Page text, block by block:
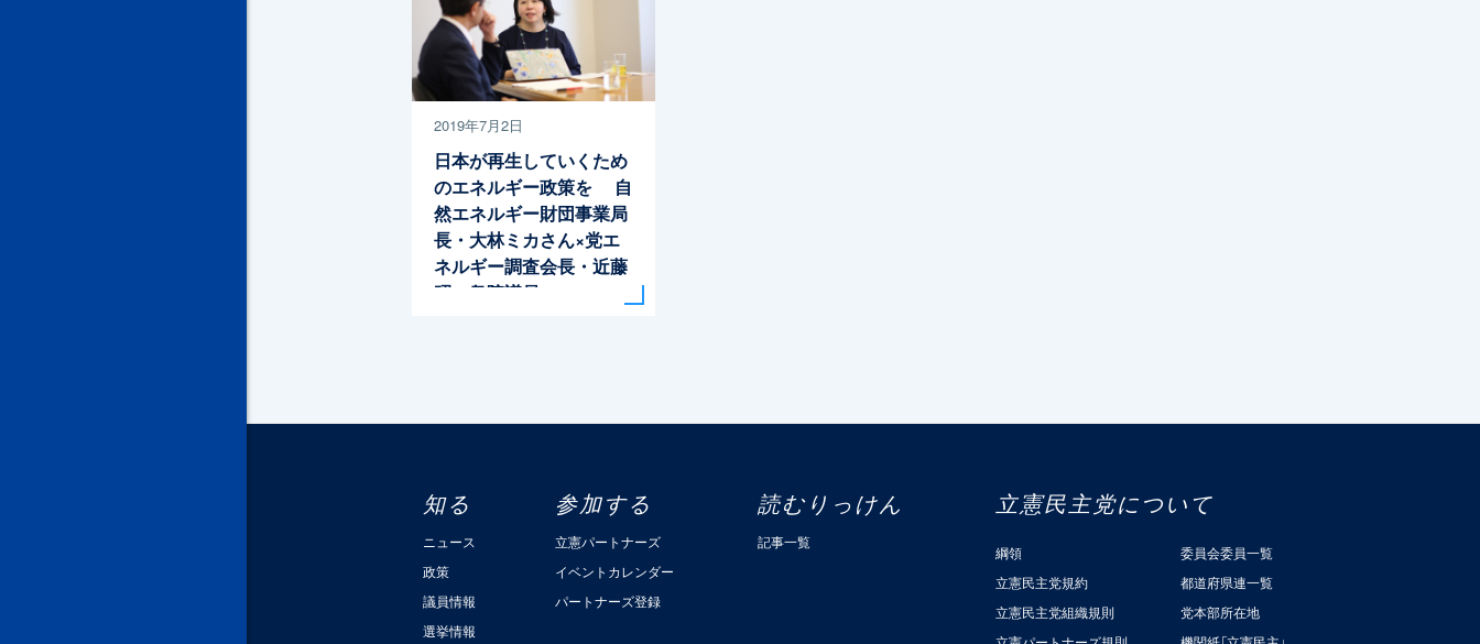
2019年7月2日
日本が再生していくため
のエネルギー政策を 自
然エネルギー財団事業局
長・大林ミカさん×党エ
ネルギー調査会長・近藤
昭一衆院議員
知る
ニュース
政策
議員情報
選挙情報
参加する
立憲パートナーズ
イベントカレンダー
パートナーズ登録
読むりっけん
記事一覧
立憲民主党について
綱領
立憲民主党規約
立憲民主党組織規則
委員会委員一覧
都道府県連一覧
党本部所在地